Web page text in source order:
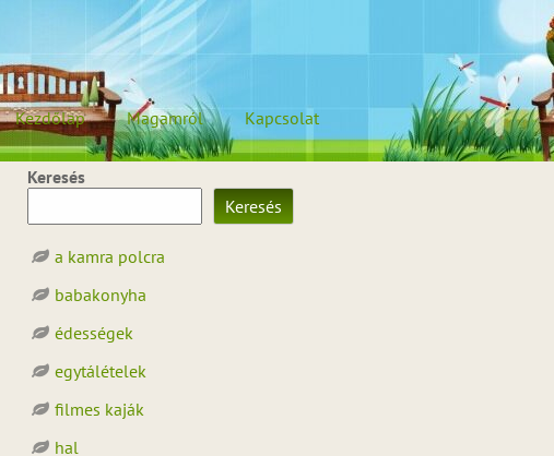
Kezdőlap Magamról Kapcsolat
Keresés
Keresés
a kamra polcra
babakonyha
édességek
egytálételek
filmes kaják
hal